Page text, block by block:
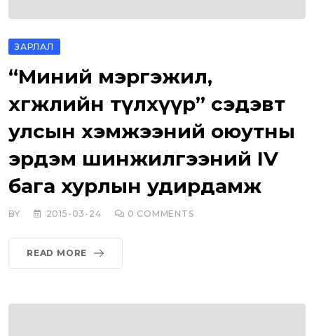
ЗАРЛАЛ
“Миний мэргэжил,
хөгжлийн түлхүүр” сэдэвт
улсын хэмжээний оюутны
эрдэм шинжилгээний IV
бага хурлын удирдамж
BY 2015-03-24 0 COMMENTS
READ MORE